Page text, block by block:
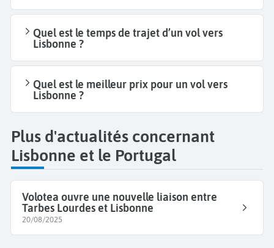
Quel est le temps de trajet d’un vol vers
Lisbonne ?
Quel est le meilleur prix pour un vol vers
Lisbonne ?
Plus d'actualités concernant
Lisbonne et le Portugal
Volotea ouvre une nouvelle liaison entre
Tarbes Lourdes et Lisbonne
20/08/2025